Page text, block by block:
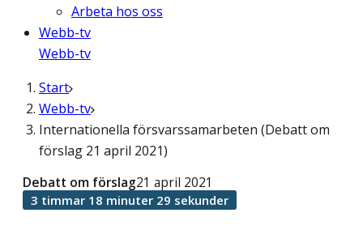
Arbeta hos oss
Webb-tv
Webb-tv
Start
Webb-tv
Internationella försvarssamarbeten (Debatt om
förslag 21 april 2021)
Debatt om förslag21 april 2021
3 timmar 18 minuter 29 sekunder